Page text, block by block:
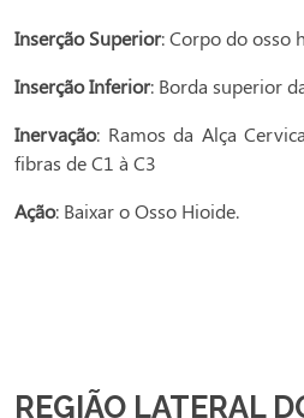
Inserção Superior: Corpo do osso
Inserção Inferior: Borda superior
Inervação: Ramos da Alça
fibras de C1 à C3
Ação: Baixar o Osso Hioide.
REGIÃO LATERAL